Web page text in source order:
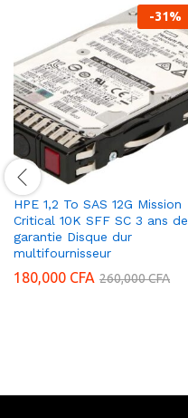
-31%
HPE 1,2 To SAS 12G Mission
Critical 10K SFF SC 3 ans de
garantie Disque dur
multifournisseur
180,000 CFA 260,000CFA